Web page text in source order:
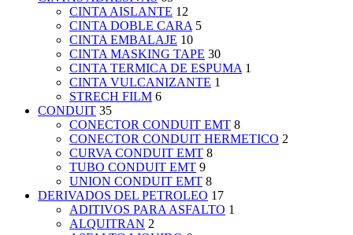
CINTA AISLANTE 12
CINTA DOBLE CARA 5
CINTA EMBALAJE 10
CINTA MASKING TAPE 30
CINTA TERMICA DE ESPUMA 1
CINTA VULCANIZANTE 1
STRECH FILM 6
CONDUIT 35
CONECTOR CONDUIT EMT 8
CONECTOR CONDUIT HERMETICO 2
CURVA CONDUIT EMT 8
TUBO CONDUIT EMT 9
UNION CONDUIT EMT 8
DERIVADOS DEL PETROLEO 17
ADITIVOS PARA ASFALTO 1
ALQUITRAN 2